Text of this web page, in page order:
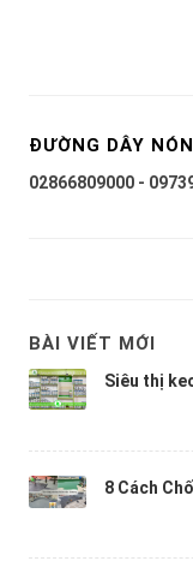
ĐƯỜNG DÂY
02866809000 -
BÀI VIẾT MỚI
Siêu thị
8 Cách